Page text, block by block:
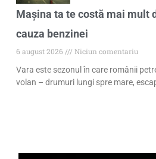
Mașina ta te costă mai mult
cauza benzinei
6 august 2026
Niciun comentariu
Vara este sezonul în care românii
volan – drumuri lungi spre mare,